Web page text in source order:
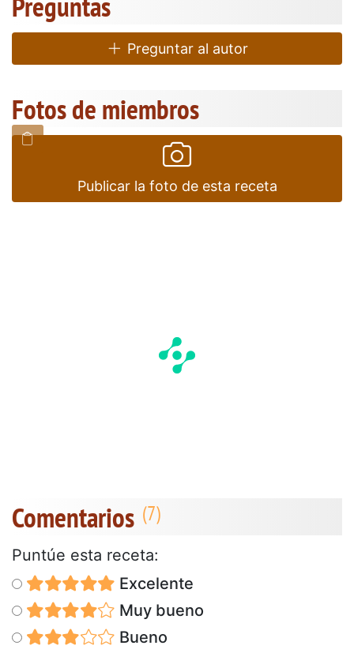
Preguntar al autor
Fotos de miembros
Publicar la foto de esta receta
Comentarios
Puntúe esta receta:
Excelente
Muy bueno
Bueno